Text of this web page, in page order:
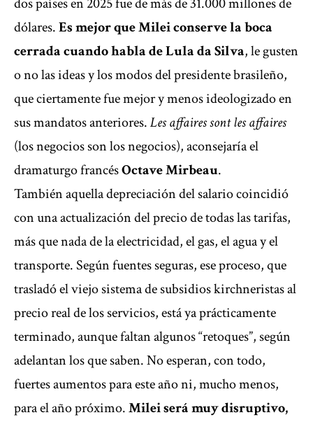
dos países en 2025 fue de más de 31.000 millones de
dólares.Es mejor que Milei conserve la boca
cerrada cuando habla de Lula da Silva, le gusten
o no las ideas y los modos del presidente brasileño,
que ciertamente fue mejor y menos ideologizado en
sus mandatos anteriores.Les affaires sont les affaires
(los negocios son los negocios), aconsejaría el
dramaturgo francésOctave Mirbeau.
También aquella depreciación del salario coincidió
con una actualización del precio de todas las tarifas,
más que nada de la electricidad, el gas, el agua y el
transporte. Según fuentes seguras, ese proceso, que
trasladó el viejo sistema de subsidios kirchneristas al
precio real de los servicios, está ya prácticamente
terminado, aunque faltan algunos “retoques”, según
adelantan los que saben. No esperan, con todo,
fuertes aumentos para este año ni, mucho menos,
para el año próximo.Milei será muy disruptivo,